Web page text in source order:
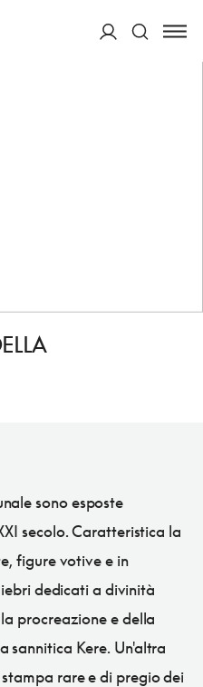
sono esposte
secolo. Caratteristica la
figure votive e in
dedicati a divinità
procreazione e della
sannitica Kere. Un'altra
rare e di pregio dei